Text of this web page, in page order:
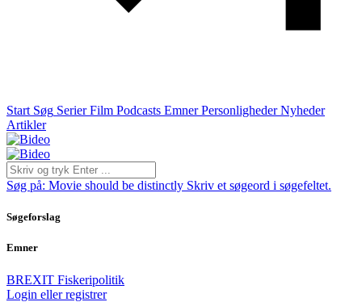
Start Søg Serier Film Podcasts Emner Personligheder Nyheder
Artikler
Søg på: Movie should be distinctly Skriv et søgeord i søgefeltet.
Søgeforslag
Emner
BREXIT Fiskeripolitik
Login eller registrer